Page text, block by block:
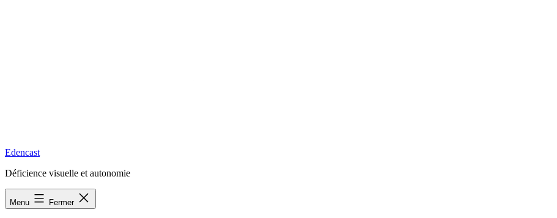
Edencast
Déficience visuelle et autonomie
Menu Fermer